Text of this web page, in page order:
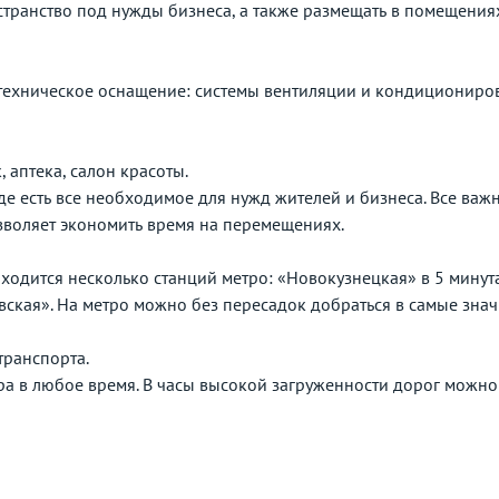
под нужды бизнеса, а также размещать в
оснащение: системы вентиляции и
салон красоты.
есть все необходимое для нужд жителей и бизнеса. Все
экономить время на перемещениях.
несколько станций метро: «Новокузнецкая» в 5
На метро можно без пересадок добраться в самые
в любое время. В часы высокой загруженности дорог